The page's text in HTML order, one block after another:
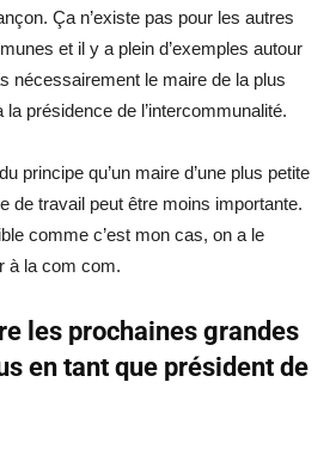
Ça n’existe pas pour les autres
et il y a plein d’exemples autour
nécessairement le maire de la plus
présidence de l’intercommunalité.
principe qu’un maire d’une plus petite
de travail peut être moins importante.
comme c’est mon cas, on a le
à la com com.
les prochaines grandes
en tant que président de